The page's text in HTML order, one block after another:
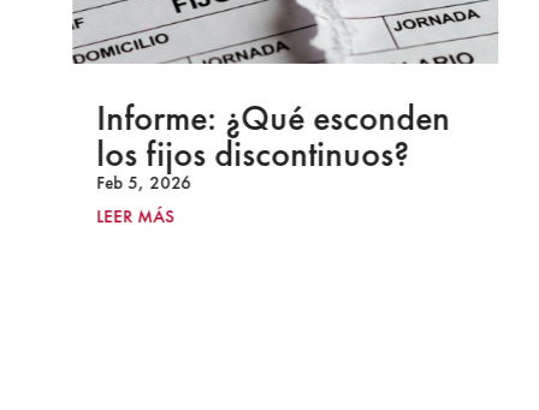
Informe: ¿Qué esconden
los fijos discontinuos?
Feb 5, 2026
LEER MÁS